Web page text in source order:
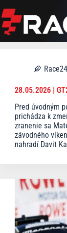
to
content
Race24
28.05.2026 |
Pred úvodným
prichádza k
zranenie sa
závodného
nahradí Davit